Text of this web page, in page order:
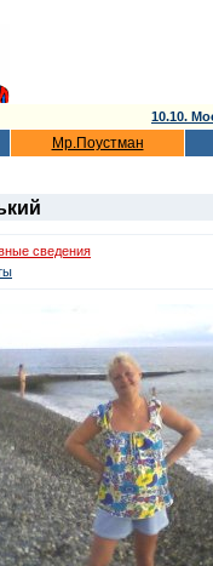
10.10.
Мр.Поустман
сведения